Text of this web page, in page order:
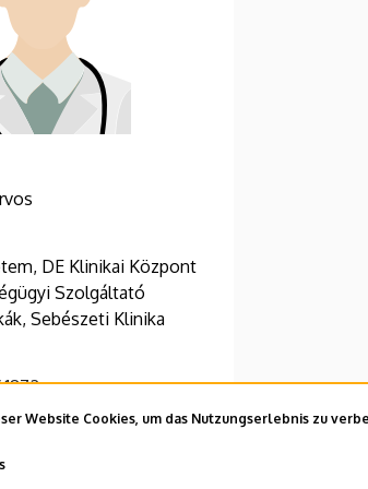
Website Cookies, um das Nutzungserlebnis zu
DE Klinikai Központ
Szolgáltató
Sebészeti Klinika
1872
Béla út 2-26.